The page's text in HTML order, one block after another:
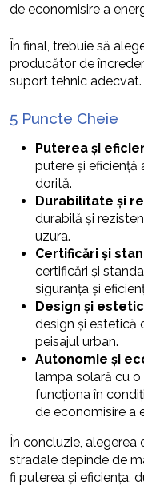
de economisire a
În final, trebuie să
producător de
suport tehnic adecvat.
5 Puncte Cheie
Puterea și
putere și eficiență
dorită.
Durabilitate și
durabilă și
uzura.
Certificări și
certificări și
siguranța și
Design și
design și estetică
peisajul urban.
Autonomie și
lampa solară cu
funcționa în
de economisire a
În concluzie, alegerea
stradale depinde de
fi puterea și eficiența,